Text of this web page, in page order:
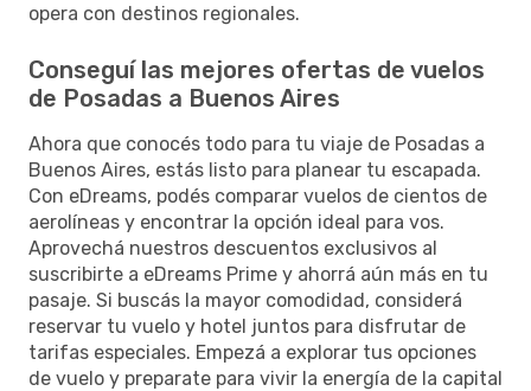
opera con destinos regionales.
Conseguí las mejores ofertas de vuelos
de Posadas a Buenos Aires
Ahora que conocés todo para tu viaje de Posadas a
Buenos Aires, estás listo para planear tu escapada.
Con eDreams, podés comparar vuelos de cientos de
aerolíneas y encontrar la opción ideal para vos.
Aprovechá nuestros descuentos exclusivos al
suscribirte a eDreams Prime y ahorrá aún más en tu
pasaje. Si buscás la mayor comodidad, considerá
reservar tu vuelo y hotel juntos para disfrutar de
tarifas especiales. Empezá a explorar tus opciones
de vuelo y preparate para vivir la energía de la capital